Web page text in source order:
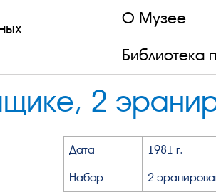
О Музее
Библиотека
2
Дата 1981 г.
Набор 2